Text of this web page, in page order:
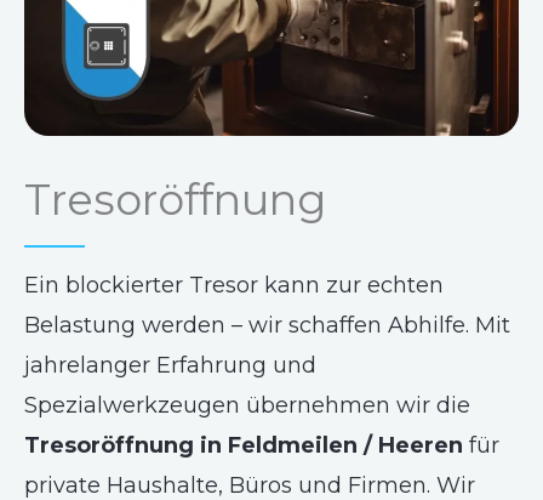
Tresoröffnung
Ein blockierter Tresor kann zur echten
Belastung werden – wir schaffen Abhilfe. Mit
jahrelanger Erfahrung und
Spezialwerkzeugen übernehmen wir die
Tresoröffnung in Feldmeilen / Heeren für
private Haushalte, Büros und Firmen. Wir